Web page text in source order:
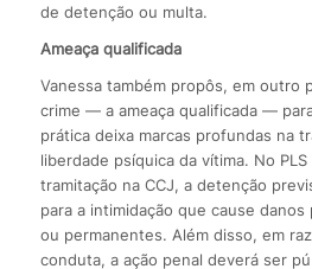
de detenção ou multa.
Ameaça qualificada
Vanessa também propôs, em outro
crime — a ameaça qualificada —
prática deixa marcas profundas na
liberdade psíquica da vítima. No
tramitação na CCJ, a detenção
para a intimidação que cause
ou permanentes. Além disso, em
conduta, a ação penal deverá ser